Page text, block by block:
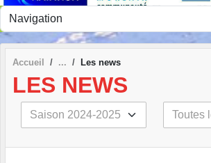
Accueil Les news
LES NEWS